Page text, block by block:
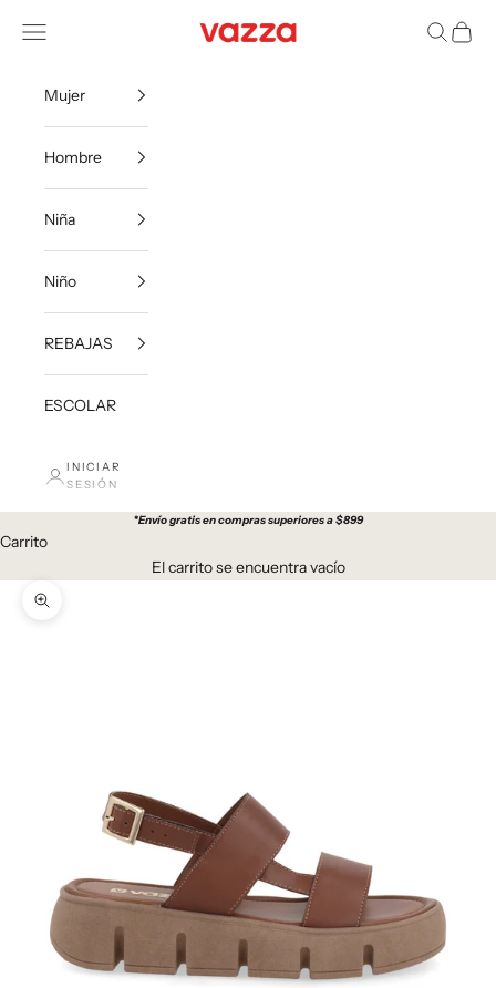
VazzaShoes
Menú Buscar
Carrito
Mujer
Hombre
Niña
Niño
REBAJAS
ESCOLAR
INICIAR
SESIÓN
*Envío gratis en compras superiores a $899
Carrito
El carrito se encuentra vacío
Zoom